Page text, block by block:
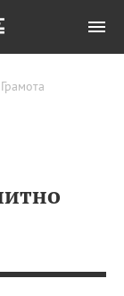
Грамота